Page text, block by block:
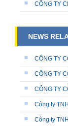
CÔNG TY
NEWS
CÔNG TY
CÔNG TY
CÔNG TY
Công ty
Công ty